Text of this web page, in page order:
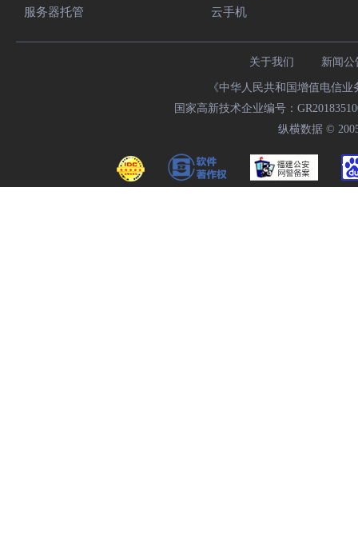
服务器托管
云手机
关于我们 新闻公
《中华人民共和国增值电信
国家高新技术企业编号：
纵横数据 ©